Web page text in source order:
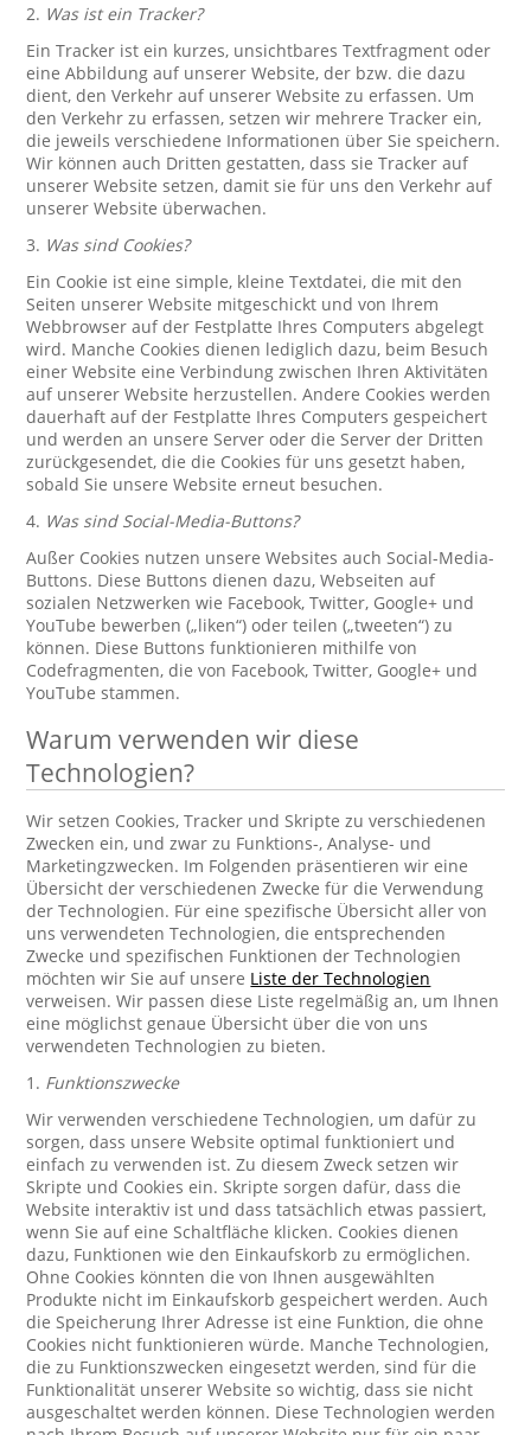
2. Was ist ein Tracker?
Ein Tracker ist ein kurzes, unsichtbares Textfragment oder
eine Abbildung auf unserer Website, der bzw. die dazu
dient, den Verkehr auf unserer Website zu erfassen. Um
den Verkehr zu erfassen, setzen wir mehrere Tracker ein,
die jeweils verschiedene Informationen über Sie speichern.
Wir können auch Dritten gestatten, dass sie Tracker auf
unserer Website setzen, damit sie für uns den Verkehr auf
unserer Website überwachen.
3. Was sind Cookies?
Ein Cookie ist eine simple, kleine Textdatei, die mit den
Seiten unserer Website mitgeschickt und von Ihrem
Webbrowser auf der Festplatte Ihres Computers abgelegt
wird. Manche Cookies dienen lediglich dazu, beim Besuch
einer Website eine Verbindung zwischen Ihren Aktivitäten
auf unserer Website herzustellen. Andere Cookies werden
dauerhaft auf der Festplatte Ihres Computers gespeichert
und werden an unsere Server oder die Server der Dritten
zurückgesendet, die die Cookies für uns gesetzt haben,
sobald Sie unsere Website erneut besuchen.
4. Was sind Social-Media-Buttons?
Außer Cookies nutzen unsere Websites auch Social-Media-
Buttons. Diese Buttons dienen dazu, Webseiten auf
sozialen Netzwerken wie Facebook, Twitter, Google+ und
YouTube bewerben („liken“) oder teilen („tweeten“) zu
können. Diese Buttons funktionieren mithilfe von
Codefragmenten, die von Facebook, Twitter, Google+ und
YouTube stammen.
Warum verwenden wir diese
Technologien?
Wir setzen Cookies, Tracker und Skripte zu verschiedenen
Zwecken ein, und zwar zu Funktions-, Analyse- und
Marketingzwecken. Im Folgenden präsentieren wir eine
Übersicht der verschiedenen Zwecke für die Verwendung
der Technologien. Für eine spezifische Übersicht aller von
uns verwendeten Technologien, die entsprechenden
Zwecke und spezifischen Funktionen der Technologien
möchten wir Sie auf unsere Liste der Technologien
verweisen. Wir passen diese Liste regelmäßig an, um Ihnen
eine möglichst genaue Übersicht über die von uns
verwendeten Technologien zu bieten.
1. Funktionszwecke
Wir verwenden verschiedene Technologien, um dafür zu
sorgen, dass unsere Website optimal funktioniert und
einfach zu verwenden ist. Zu diesem Zweck setzen wir
Skripte und Cookies ein. Skripte sorgen dafür, dass die
Website interaktiv ist und dass tatsächlich etwas passiert,
wenn Sie auf eine Schaltfläche klicken. Cookies dienen
dazu, Funktionen wie den Einkaufskorb zu ermöglichen.
Ohne Cookies könnten die von Ihnen ausgewählten
Produkte nicht im Einkaufskorb gespeichert werden. Auch
die Speicherung Ihrer Adresse ist eine Funktion, die ohne
Cookies nicht funktionieren würde. Manche Technologien,
die zu Funktionszwecken eingesetzt werden, sind für die
Funktionalität unserer Website so wichtig, dass sie nicht
ausgeschaltet werden können. Diese Technologien werden